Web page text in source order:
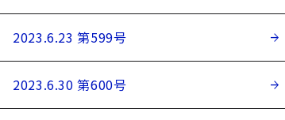
2023.6.23 第599号
2023.6.30 第600号